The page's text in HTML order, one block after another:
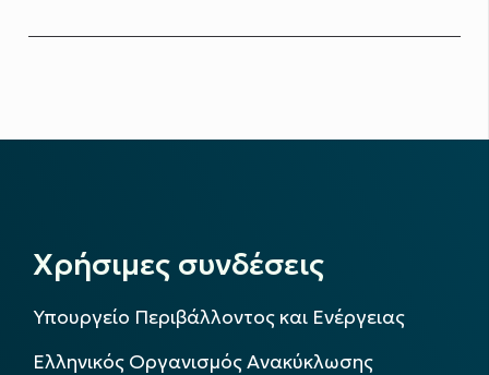
Χρήσιμες συνδέσεις
Υπουργείο Περιβάλλοντος και Ενέργειας
Ελληνικός Οργανισμός Ανακύκλωσης